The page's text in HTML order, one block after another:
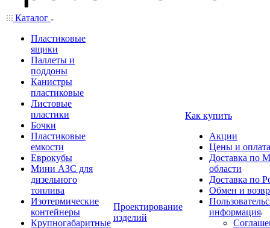
Каталог
Пластиковые
ящики
Паллеты и
поддоны
Канистры
пластиковые
Листовые
пластики
Бочки
Пластиковые
емкости
Еврокубы
Мини АЗС для
дизельного
топлива
Изотермические
контейнеры
Крупногабаритные
Проектирование
изделий
Как купить
Акции
Цены и оплата
Доставка по
области
Доставка по
Обмен и
информация